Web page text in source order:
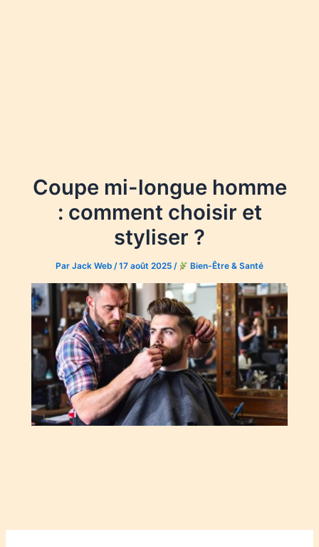
Coupe mi-longue homme
: comment choisir et
styliser ?
Par Jack Web /17 août 2025 / Bien-Être & Santé